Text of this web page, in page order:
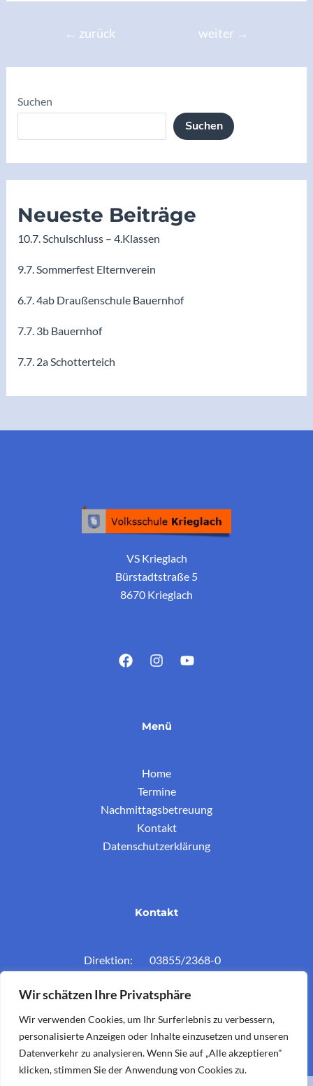
Wir schätzen Ihre Privatsphäre
Wir verwenden Cookies, um Ihr Surferlebnis zu verbessern,
personalisierte Anzeigen oder Inhalte einzusetzen und unseren
Datenverkehr zu analysieren. Wenn Sie auf „Alle akzeptieren"
klicken, stimmen Sie der Anwendung von Cookies zu.
← zurück weiter →
Suchen
Suchen
Neueste Beiträge
10.7. Schulschluss – 4.Klassen
9.7. Sommerfest Elternverein
6.7. 4ab Draußenschule Bauernhof
7.7. 3b Bauernhof
7.7. 2a Schotterteich
VS Krieglach
Bürstadtstraße 5
8670 Krieglach
Menü
Home
Termine
Nachmittagsbetreuung
Kontakt
Datenschutzerklärung
Kontakt
Direktion: 03855/2368-0
Mail: vs.krieglach@twin.at